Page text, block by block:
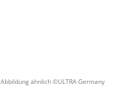
Abbildung ähnlich ©ULTRA Germany